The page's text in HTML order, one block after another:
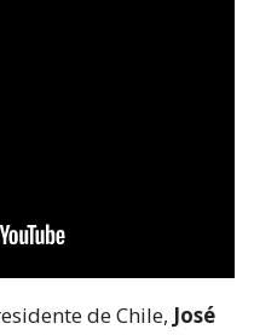
de Chile, José